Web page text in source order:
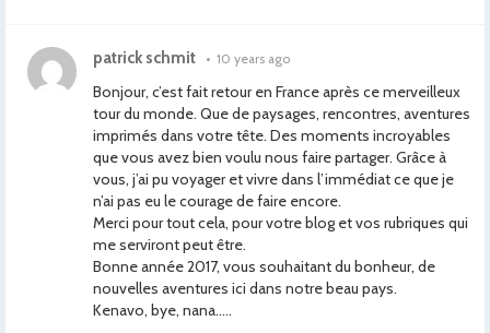
patrick schmit • 10 years ago
Bonjour, c’est fait retour en France après ce merveilleux
tour du monde. Que de paysages, rencontres, aventures
imprimés dans votre tête. Des moments incroyables
que vous avez bien voulu nous faire partager. Grâce à
vous, j’ai pu voyager et vivre dans l’immédiat ce que je
n’ai pas eu le courage de faire encore.
Merci pour tout cela, pour votre blog et vos rubriques qui
me serviront peut être.
Bonne année 2017, vous souhaitant du bonheur, de
nouvelles aventures ici dans notre beau pays.
Kenavo, bye, nana…..